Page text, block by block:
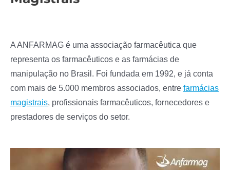
A ANFARMAG é uma associação farmacêutica que
representa os farmacêuticos e as farmácias de
manipulação no Brasil. Foi fundada em 1992, e já conta
com mais de 5.000 membros associados, entre farmácias
magistrais, profissionais farmacêuticos, fornecedores e
prestadores de serviços do setor.